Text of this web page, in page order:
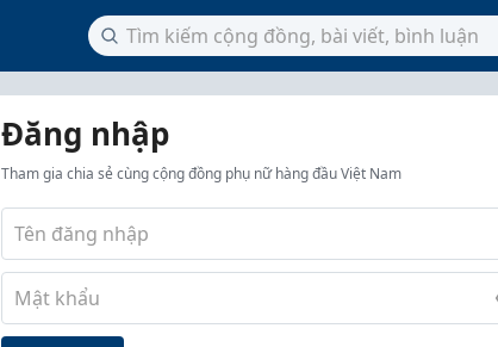
Đăng nhập
Tham gia chia sẻ cùng cộng đồng phụ nữ hàng đầu Việt Nam